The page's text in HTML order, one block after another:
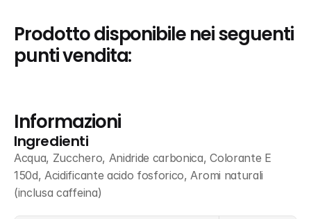
Prodotto disponibile nei seguenti
punti vendita:
Informazioni
Ingredienti
Acqua, Zucchero, Anidride carbonica, Colorante E
150d, Acidificante acido fosforico, Aromi naturali
(inclusa caffeina)